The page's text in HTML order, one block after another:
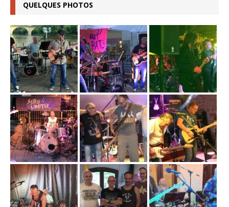
QUELQUES PHOTOS